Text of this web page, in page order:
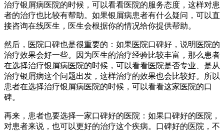
治疗银屑病医院的时候，可以看看医院的服务态度，这样对患
者的治疗也比较有帮助。如果银屑病患者有什么疑问，可以直
接咨询在线医生，医生会根据你的情况给你提供帮助。
然后，医院口碑也是很重要的：如果医院口碑好，说明医院的
治疗效果会好一些。因为医生的治疗经验比较丰富，那么患者
在选择治疗银屑病医院的时候，可以看看医院是否专业、是从
治疗银屑病这个问题出发，这样治疗的效果也会比较好。所以
患者在选择治疗银屑病医院的时候，可以看看这家医院的口
碑。
再来，患者也要选择一家口碑好的医院：如果口碑好的医院，
对患者来说，也可以更好的治疗这个疾病。口碑好的医院，不